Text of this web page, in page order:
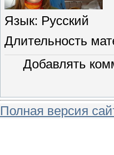
Язык: Русский
Длительность
Добавлять
Полная версия